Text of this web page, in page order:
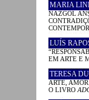
MARIA
NAZGOL
LUÍS
EM ARTE E
TERESA
ARTE,
O LIVRO